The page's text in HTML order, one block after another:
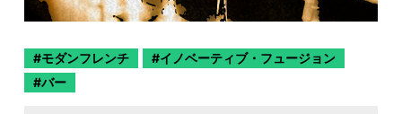
モダンフレンチ
イノベーティブ・フュージョン
バー